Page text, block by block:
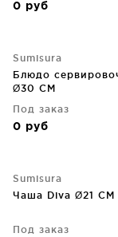
0 руб
Sumisura
Блюдо
Ø30 CM
Под заказ
0 руб
Sumisura
Чаша Diva Ø21 CM
Под заказ